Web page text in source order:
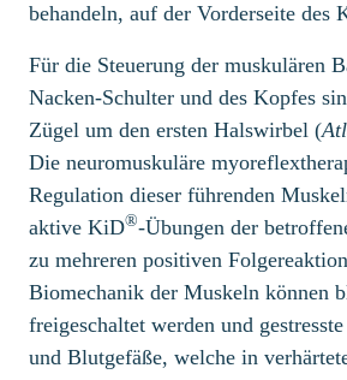
behandeln, auf der Vorderseite des
Für die Steuerung der muskulären
Nacken-Schulter und des Kopfes
Zügel um den ersten Halswirbel (
Die neuromuskuläre
Regulation dieser führenden
aktive KiD®-Übungen der
zu mehreren positiven
Biomechanik der Muskeln können
freigeschaltet werden und
und Blutgefäße, welche in